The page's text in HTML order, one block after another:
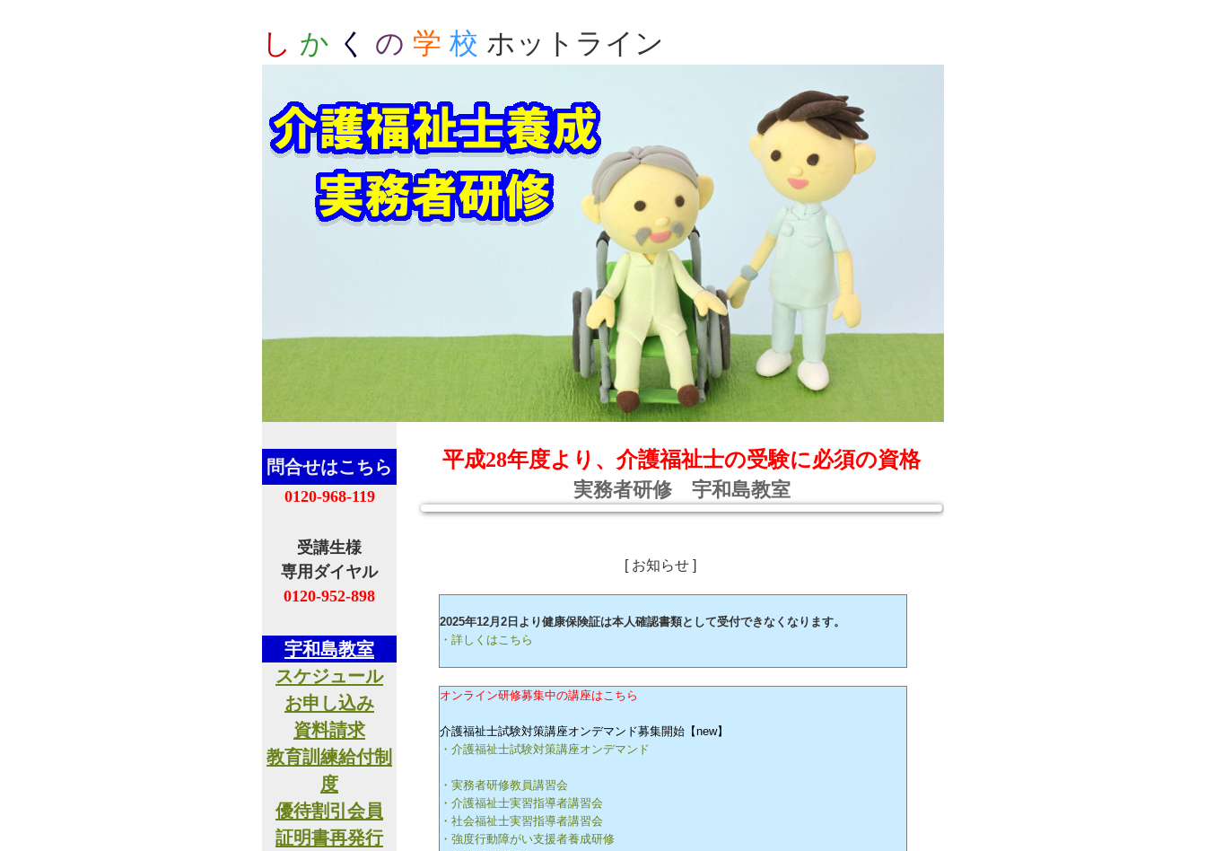
し か く の 学 校 ホットライン
平成28年度より、介護福祉士の受験に必須の資格
実務者研修 宇和島教室
[ お知らせ ]
2025年12月2日より健康保険証は本人確認書類として受付できなくなります。
・詳しくはこちら
オンライン研修募集中の講座はこちら
介護福祉士試験対策講座オンデマンド募集開始【new】
・介護福祉士試験対策講座オンデマンド
・実務者研修教員講習会
・介護福祉士実習指導者講習会
・社会福祉士実習指導者講習会
・強度行動障がい支援者養成研修
問合せはこちら
0120-968-119
受講生様
専用ダイヤル
0120-952-898
宇和島教室
スケジュール
お申し込み
資料請求
教育訓練給付制
度
優待割引会員
証明書再発行